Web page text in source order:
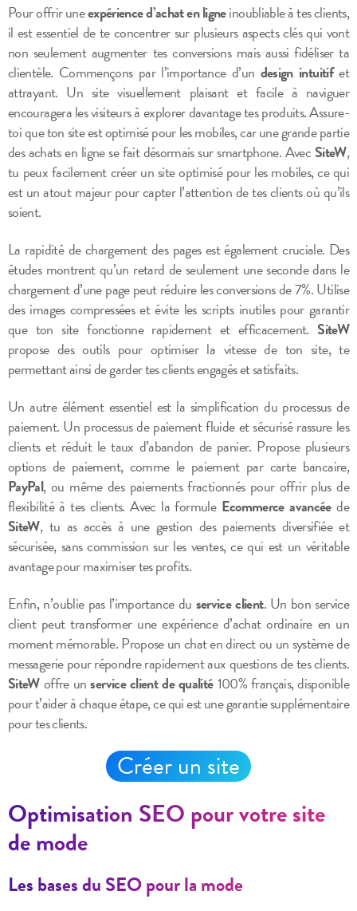
Pour offrir uneexpérience d’achat en ligneinoubliable à tes clients,
il est essentiel de te concentrer sur plusieurs aspects clés qui vont
non seulement augmenter tes conversions mais aussi fidéliser ta
clientèle. Commençons par l’importance d’un design intuitifet
attrayant. Un site visuellement plaisant et facile à naviguer
encouragera les visiteurs à explorer davantage tes produits. Assure-
toi que ton site est optimisé pour les mobiles, car une grande partie
des achats en ligne se fait désormais sur smartphone. Avec SiteW,
tu peux facilement créer un site optimisé pour les mobiles, ce qui
est un atout majeur pour capter l’attention de tes clients où qu’ils
soient.
La rapidité de chargement des pages est également cruciale. Des
études montrent qu’un retard de seulement une seconde dans le
chargement d’une page peut réduire les conversions de 7%. Utilise
des images compressées et évite les scripts inutiles pour garantir
que ton site fonctionne rapidement et efficacement. SiteW
propose des outils pour optimiser la vitesse de ton site, te
permettant ainsi de garder tes clients engagés et satisfaits.
Un autre élément essentiel est la simplification du processus de
paiement. Un processus de paiement fluide et sécurisé rassure les
clients et réduit le taux d’abandon de panier. Propose plusieurs
options de paiement, comme le paiement par carte bancaire,
PayPal, ou même des paiements fractionnés pour offrir plus de
flexibilité à tes clients. Avec la formule Ecommerce avancéede
SiteW, tu as accès à une gestion des paiements diversifiée et
sécurisée, sans commission sur les ventes, ce qui est un véritable
avantage pour maximiser tes profits.
Enfin, n’oublie pas l’importance du service client. Un bon service
client peut transformer une expérience d’achat ordinaire en un
moment mémorable. Propose un chat en direct ou un système de
messagerie pour répondre rapidement aux questions de tes clients.
SiteWoffre unservice client de qualité100% français, disponible
pour t’aider à chaque étape, ce qui est une garantie supplémentaire
pour tes clients.
Créer un site
Optimisation SEO pour votre site
de mode
Les bases du SEO pour la mode